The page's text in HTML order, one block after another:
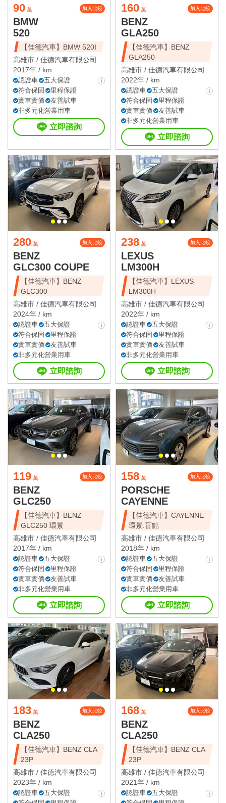
90 萬 加入比較
BMW
520
【佳德汽車】BMW 520I
高雄市 / 佳德汽車有限公司
2017年 / km
認證車
五大保證
符合保固
里程保證
實車實價
友善試車
非多元化營業用車
立即諮詢
160 萬 加入比較
BENZ
GLA250
【佳德汽車】BENZ
GLA250
高雄市 / 佳德汽車有限公司
2022年 / km
認證車
五大保證
符合保固
里程保證
實車實價
友善試車
非多元化營業用車
立即諮詢
280 萬 加入比較
BENZ
GLC300 COUPE
【佳德汽車】BENZ
GLC300
高雄市 / 佳德汽車有限公司
2024年 / km
認證車
五大保證
符合保固
里程保證
實車實價
友善試車
非多元化營業用車
立即諮詢
238 萬 加入比較
LEXUS
LM300H
【佳德汽車】LEXUS
LM300H
高雄市 / 佳德汽車有限公司
2022年 / km
認證車
五大保證
符合保固
里程保證
實車實價
友善試車
非多元化營業用車
立即諮詢
119 萬 加入比較
BENZ
GLC250
【佳德汽車】BENZ
GLC250 環景
高雄市 / 佳德汽車有限公司
2017年 / km
認證車
五大保證
符合保固
里程保證
實車實價
友善試車
非多元化營業用車
立即諮詢
158 萬 加入比較
PORSCHE
CAYENNE
【佳德汽車】CAYENNE
環景.盲點
高雄市 / 佳德汽車有限公司
2018年 / km
認證車
五大保證
符合保固
里程保證
實車實價
友善試車
非多元化營業用車
立即諮詢
183 萬 加入比較
BENZ
CLA250
【佳德汽車】BENZ CLA
23P
高雄市 / 佳德汽車有限公司
2023年 / km
認證車
五大保證
168 萬 加入比較
BENZ
CLA250
【佳德汽車】BENZ CLA
23P
高雄市 / 佳德汽車有限公司
2021年 / km
認證車
五大保證